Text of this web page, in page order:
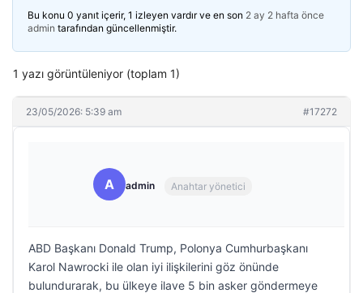
Bu konu 0 yanıt içerir, 1 izleyen vardır ve en son 2 ay 2 hafta önce
admin tarafından güncellenmiştir.
1 yazı görüntüleniyor (toplam 1)
23/05/2026: 5:39 am #17272
A admin Anahtar yönetici
ABD Başkanı Donald Trump, Polonya Cumhurbaşkanı
Karol Nawrocki ile olan iyi ilişkilerini göz önünde
bulundurarak, bu ülkeye ilave 5 bin asker göndermeye